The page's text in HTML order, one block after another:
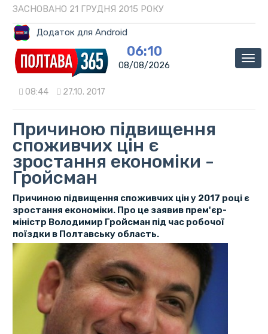
ЗАСНОВАНО 21 ГРУДНЯ 2015 РОКУ
Додаток для Android
06:10
08/08/2026
08:44 27.10. 2017
Причиною підвищення
споживчих цін є
зростання економіки -
Гройсман
Причиною підвищення споживчих цін у 2017 році є
зростання економіки. Про це заявив прем'єр-
міністр Володимир Гройсман під час робочої
поїздки в Полтавську область.